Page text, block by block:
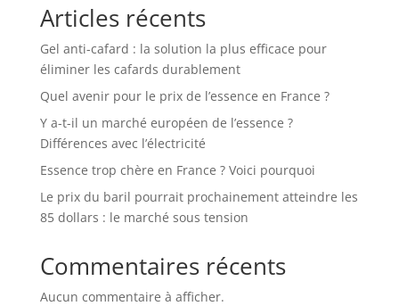
Articles récents
Gel anti-cafard : la solution la plus efficace pour
éliminer les cafards durablement
Quel avenir pour le prix de l’essence en France ?
Y a-t-il un marché européen de l’essence ?
Différences avec l’électricité
Essence trop chère en France ? Voici pourquoi
Le prix du baril pourrait prochainement atteindre les
85 dollars : le marché sous tension
Commentaires récents
Aucun commentaire à afficher.